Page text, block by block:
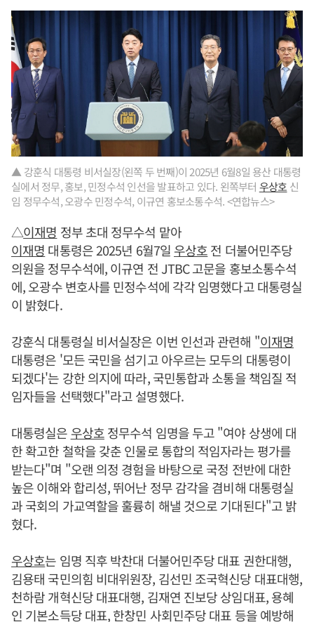
▲ 강훈식 대통령 비서실장(왼쪽 두 번째)이 2025년 6월8일 용산 대통령
실에서 정무, 홍보, 민정수석 인선을 발표하고 있다. 왼쪽부터 우상호 신
임 정무수석, 오광수 민정수석, 이규연 홍보소통수석. <연합뉴스>
△이재명 정부 초대 정무수석 맡아
이재명 대통령은 2025년 6월7일 우상호전 더불어민주당
의원을 정무수석에, 이규연 전 JTBC 고문을 홍보소통수석
에, 오광수 변호사를 민정수석에 각각 임명했다고 대통령실
이 밝혔다.
강훈식 대통령실 비서실장은 이번 인선과 관련해 "이재명
대통령은 '모든 국민을 섬기고 아우르는 모두의 대통령이
되겠다'는 강한 의지에 따라, 국민통합과 소통을 책임질 적
임자들을 선택했다"라고 설명했다.
대통령실은 우상호정무수석 임명을 두고 "여야 상생에 대
한 확고한 철학을 갖춘 인물로 통합의 적임자라는 평가를
받는다"며 "오랜 의정 경험을 바탕으로 국정 전반에 대한
높은 이해와 합리성, 뛰어난 정무 감각을 겸비해 대통령실
과 국회의 가교역할을 훌륭히 해낼 것으로 기대된다"고 밝
혔다.
우상호는 임명 직후 박찬대 더불어민주당 대표 권한대행,
김용태 국민의힘 비대위원장, 김선민 조국혁신당 대표대행,
천하람 개혁신당 대표대행, 김재연 진보당 상임대표, 용혜
인 기본소득당 대표, 한창민 사회민주당 대표 등을 예방해